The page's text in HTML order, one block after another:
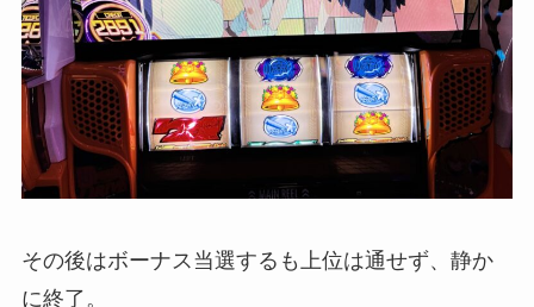
その後はボーナス当選するも上位は通せず、静か
に終了。